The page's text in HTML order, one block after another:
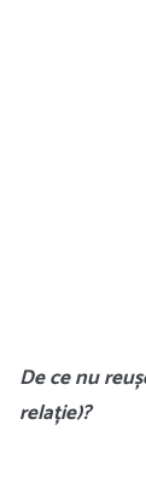
De ce nu
relație)?